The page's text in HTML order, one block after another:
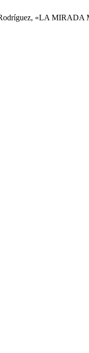
«LA